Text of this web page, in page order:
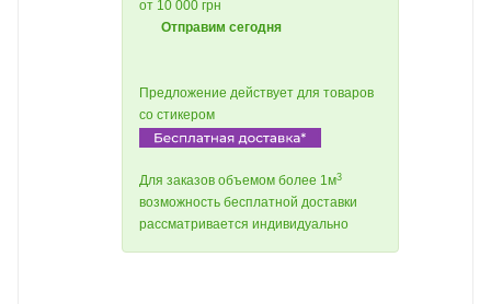
от 10 000 грн
Отправим сегодня
Предложение действует для товаров
со стикером
Для заказов объемом более 1м3
возможность бесплатной доставки
рассматривается индивидуально